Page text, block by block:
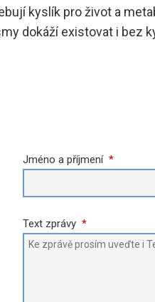
kyslík pro život a
dokáží existovat i bez
Jméno a příjmení *
Text zprávy *